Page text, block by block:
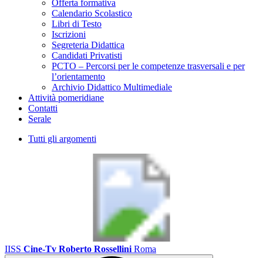
Offerta formativa
Calendario Scolastico
Libri di Testo
Iscrizioni
Segreteria Didattica
Candidati Privatisti
PCTO – Percorsi per le competenze trasversali e per
l’orientamento
Archivio Didattico Multimediale
Attività pomeridiane
Contatti
Serale
Tutti gli argomenti
IISS Cine-Tv Roberto Rossellini Roma